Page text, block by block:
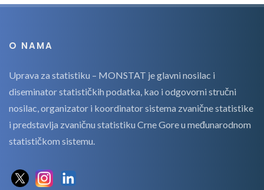
O NAMA
Uprava za statistiku – MONSTAT je glavni nosilac i
diseminator statističkih podatka, kao i odgovorni stručni
nosilac, organizator i koordinator sistema zvanične statistike
i predstavlja zvaničnu statistiku Crne Gore u međunarodnom
statističkom sistemu.